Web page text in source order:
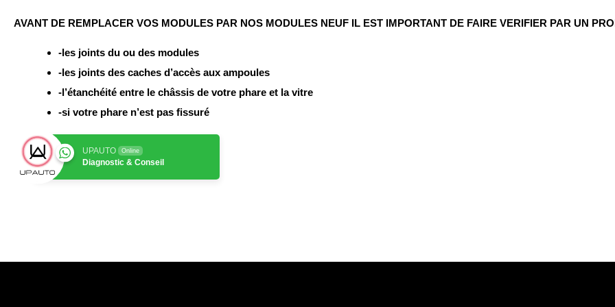
AVANT DE REMPLACER VOS MODULES PAR NOS MODULES NEUF IL EST IMPORTANT DE FAIRE VERIFIER PAR UN
-les joints du ou des modules
-les joints des caches d’accès aux ampoules
-l’étanchéité entre le châssis de votre phare et la vitre
-si votre phare n’est pas fissuré
UPAUTO Online
Diagnostic & Conseil